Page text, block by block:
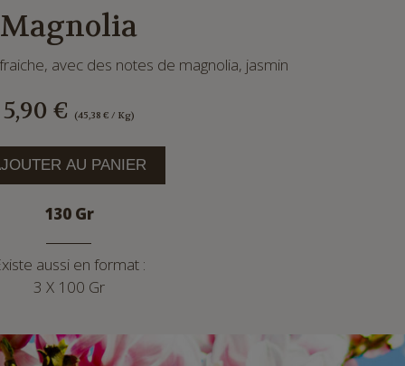
Magnolia
avec des notes de magnolia, jasmin
5,90 € (45,38 € / Kg)
AU PANIER
130 Gr
aussi en format :
3 X 100 Gr